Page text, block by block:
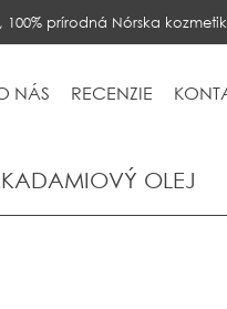
100% prírodná Nórska
NÁS RECENZIE
OLEJ